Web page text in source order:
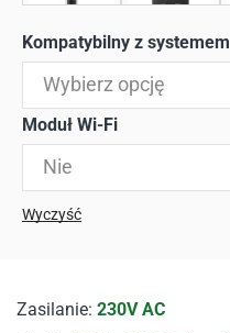
Zasilanie: 230V AC
Kompatybilny z systemem
Wybierz opcję
Moduł Wi-Fi
Nie
Wyczyść